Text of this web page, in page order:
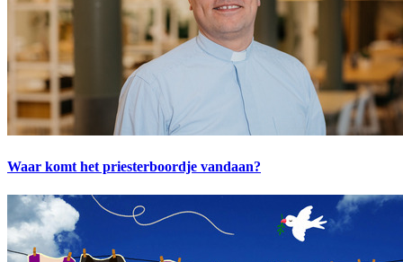
Waar komt het priesterboordje vandaan?